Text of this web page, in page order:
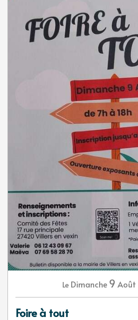
Le Dimanche 9 Août
Foire à tout